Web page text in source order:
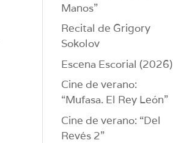
Manos”
Recital de Grigory
Sokolov
Escena Escorial (2026)
Cine de verano:
“Mufasa. El Rey León”
Cine de verano: “Del
Revés 2”